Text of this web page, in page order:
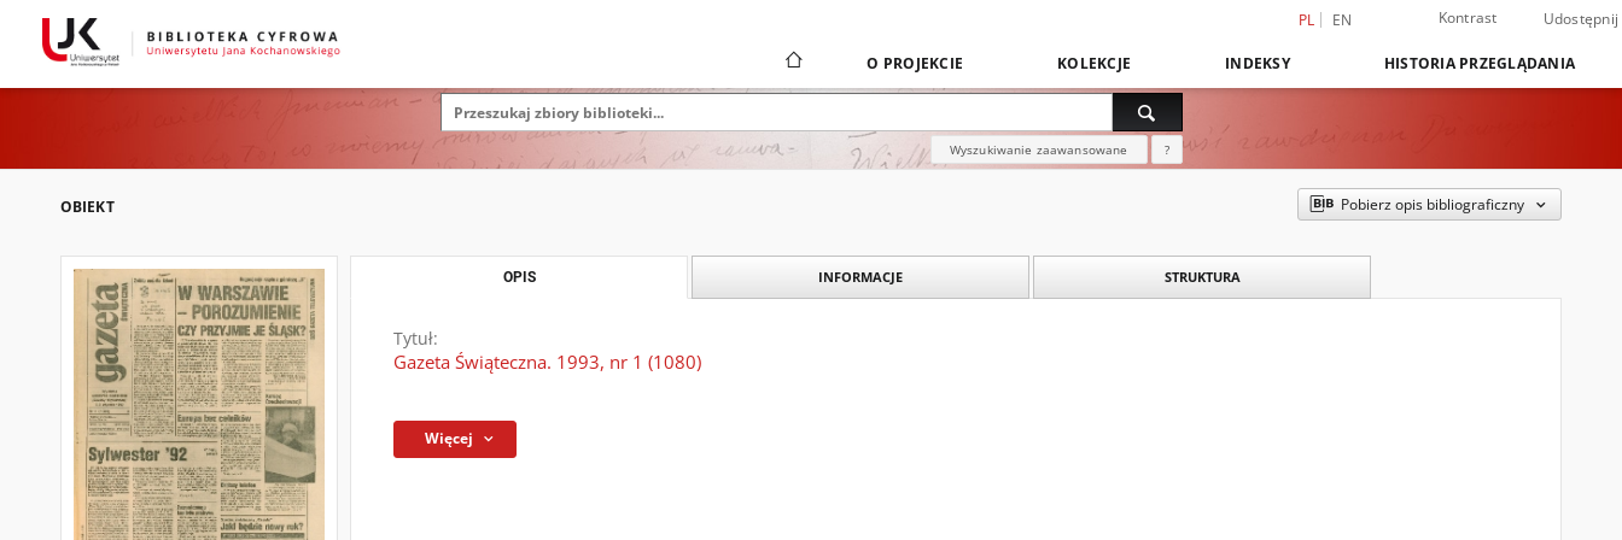
PL EN Kontrast Udostępnij
O PROJEKCIE KOLEKCJE INDEKSY HISTORIA PRZEGLĄDANIA
Wyszukiwanie zaawansowane ?
OBIEKT Pobierz opis bibliograficzny
OPIS INFORMACJE STRUKTURA
Tytuł:
Gazeta Świąteczna. 1993, nr 1 (1080)
Więcej